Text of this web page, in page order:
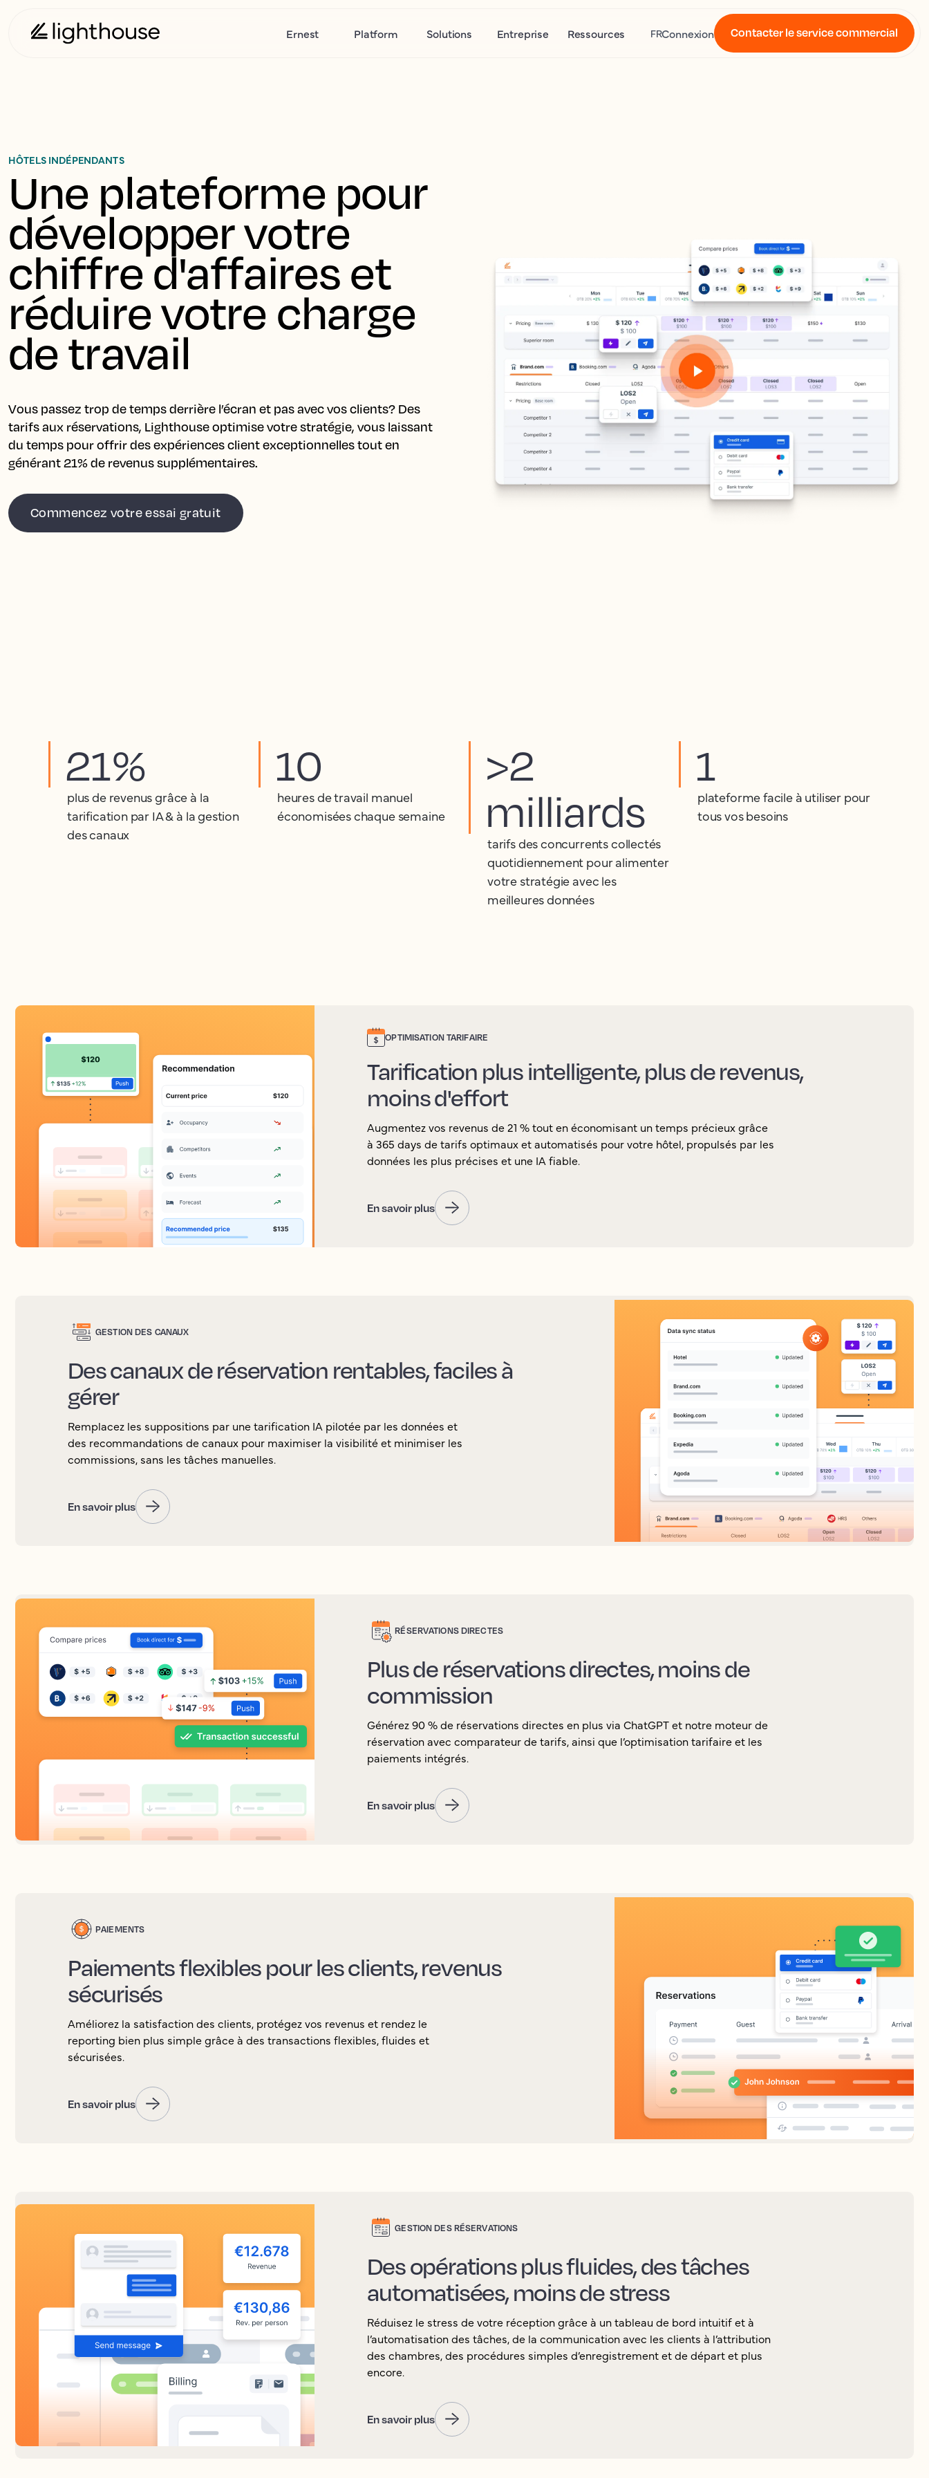
Ernest Platform Solutions Entreprise Ressources FRConnexion Contacter le service commercial
HÔTELS INDÉPENDANTS
Une plateforme pour
développer votre
chiffre d'affaires et
réduire votre charge
de travail
Vous passez trop de temps derrière l’écran et pas avec vos clients? Des
tarifs aux réservations, Lighthouse optimise votre stratégie, vous laissant
du temps pour offrir des expériences client exceptionnelles tout en
générant 21% de revenus supplémentaires.
Commencez votre essai gratuit
21%
plus de revenus grâce à la
tarification par IA & à la gestion
des canaux
10
heures de travail manuel
économisées chaque semaine
>2
milliards
tarifs des concurrents collectés
quotidiennement pour alimenter
votre stratégie avec les
meilleures données
1
plateforme facile à utiliser pour
tous vos besoins
OPTIMISATION TARIFAIRE
Tarification plus intelligente, plus de revenus,
moins d'effort
Augmentez vos revenus de 21 % tout en économisant un temps précieux grâce
à 365 days de tarifs optimaux et automatisés pour votre hôtel, propulsés par les
données les plus précises et une IA fiable.
En savoir plus
GESTION DES CANAUX
Des canaux de réservation rentables, faciles à
gérer
Remplacez les suppositions par une tarification IA pilotée par les données et
des recommandations de canaux pour maximiser la visibilité et minimiser les
commissions, sans les tâches manuelles.
En savoir plus
RÉSERVATIONS DIRECTES
Plus de réservations directes, moins de
commission
Générez 90 % de réservations directes en plus via ChatGPT et notre moteur de
réservation avec comparateur de tarifs, ainsi que l’optimisation tarifaire et les
paiements intégrés.
En savoir plus
PAIEMENTS
Paiements flexibles pour les clients, revenus
sécurisés
Améliorez la satisfaction des clients, protégez vos revenus et rendez le
reporting bien plus simple grâce à des transactions flexibles, fluides et
sécurisées.
En savoir plus
GESTION DES RÉSERVATIONS
Des opérations plus fluides, des tâches
automatisées, moins de stress
Réduisez le stress de votre réception grâce à un tableau de bord intuitif et à
l’automatisation des tâches, de la communication avec les clients à l’attribution
des chambres, des procédures simples d’enregistrement et de départ et plus
encore.
En savoir plus